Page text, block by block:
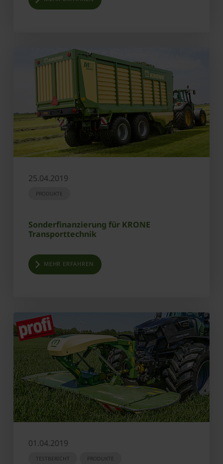
25.04.2019
PRODUKTE
Sonderfinanzierung für KRONE
Transporttechnik
MEHR ERFAHREN
01.04.2019
TESTBERICHT PRODUKTE